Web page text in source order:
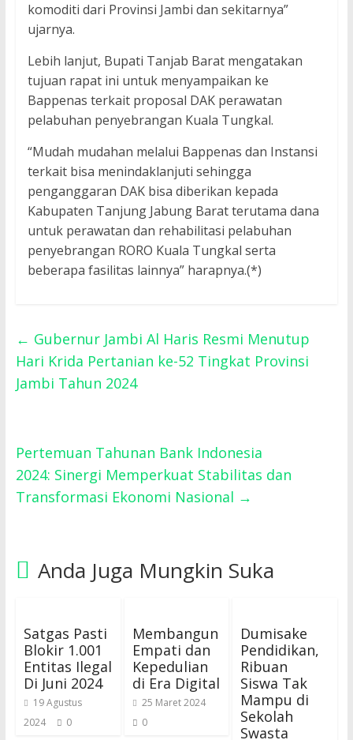
komoditi dari Provinsi Jambi dan sekitarnya”
ujarnya.
Lebih lanjut, Bupati Tanjab Barat mengatakan
tujuan rapat ini untuk menyampaikan ke
Bappenas terkait proposal DAK perawatan
pelabuhan penyebrangan Kuala Tungkal.
“Mudah mudahan melalui Bappenas dan Instansi
terkait bisa menindaklanjuti sehingga
penganggaran DAK bisa diberikan kepada
Kabupaten Tanjung Jabung Barat terutama dana
untuk perawatan dan rehabilitasi pelabuhan
penyebrangan RORO Kuala Tungkal serta
beberapa fasilitas lainnya” harapnya.(*)
← Gubernur Jambi Al Haris Resmi Menutup
Hari Krida Pertanian ke-52 Tingkat Provinsi
Jambi Tahun 2024
Pertemuan Tahunan Bank Indonesia
2024: Sinergi Memperkuat Stabilitas dan
Transformasi Ekonomi Nasional →
Anda Juga Mungkin Suka
Satgas Pasti
Blokir 1.001
Entitas Ilegal
Di Juni 2024
19 Agustus
2024
0
Membangun
Empati dan
Kepedulian
di Era Digital
25 Maret 2024
0
Dumisake
Pendidikan,
Ribuan
Siswa Tak
Mampu di
Sekolah
Swasta